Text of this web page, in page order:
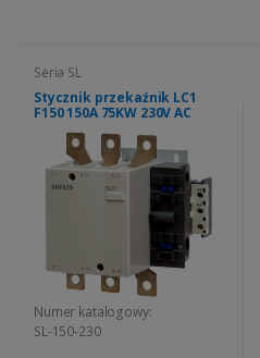
Seria SL
Stycznik przekaźnik LC1
F150 150A 75KW 230V AC
Numer katalogowy:
SL-150-230